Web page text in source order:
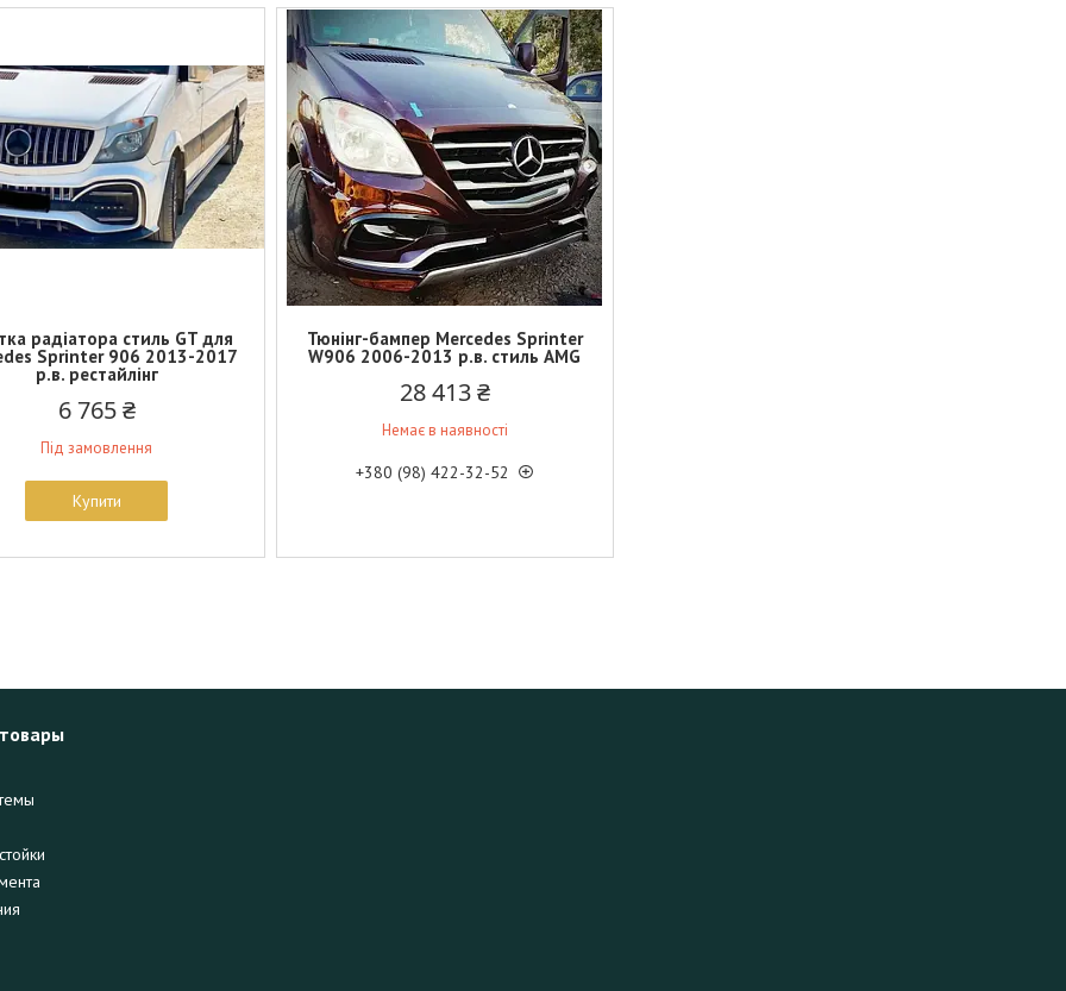
радіатора стиль GT для
Sprinter 906 2013-2017
р.в. рестайлінг
6 765 ₴
Під замовлення
Купити
Тюнінг-бампер Mercedes Sprinter
W906 2006-2013 р.в. стиль AMG
28 413 ₴
Немає в наявності
+380 (98) 422-32-52